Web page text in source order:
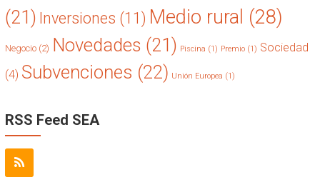
(21) Inversiones (11) Medio rural (28)
Negocio(2) Novedades (21) Piscina (1) Premio(1) Sociedad
(4) Subvenciones (22) Unión Europea (1)
RSS Feed SEA